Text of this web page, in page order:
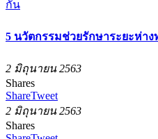
5 นวัตกรรมช่วยรักษาระยะห่า
2 มิถุนายน 2563
Shares
ShareTweet
2 มิถุนายน 2563
Shares